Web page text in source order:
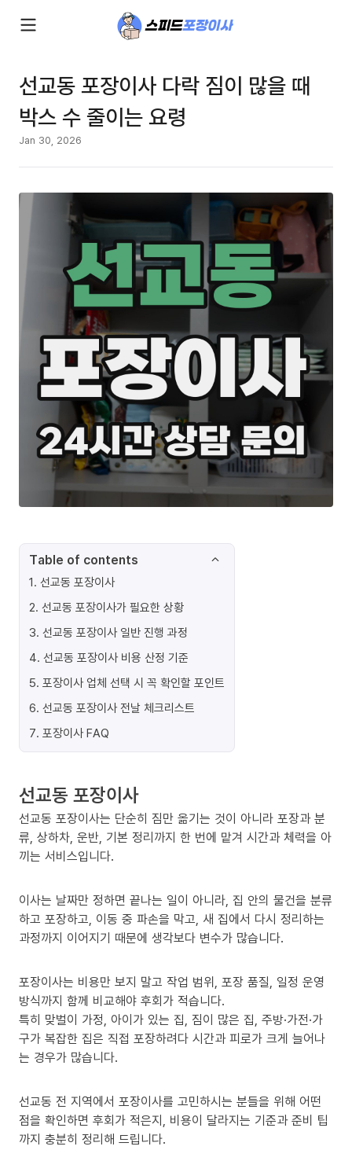
선교동 포장이사 다락 짐이 많을 때
박스 수 줄이는 요령
Jan 30, 2026
Table of contents
1. 선교동 포장이사
2. 선교동 포장이사가 필요한 상황
3. 선교동 포장이사 일반 진행 과정
4. 선교동 포장이사 비용 산정 기준
5. 포장이사 업체 선택 시 꼭 확인할 포인트
6. 선교동 포장이사 전날 체크리스트
7. 포장이사 FAQ
선교동 포장이사
선교동 포장이사는 단순히 짐만 옮기는 것이 아니라 포장과 분
류, 상하차, 운반, 기본 정리까지 한 번에 맡겨 시간과 체력을 아
끼는 서비스입니다.
이사는 날짜만 정하면 끝나는 일이 아니라, 집 안의 물건을 분류
하고 포장하고, 이동 중 파손을 막고, 새 집에서 다시 정리하는
과정까지 이어지기 때문에 생각보다 변수가 많습니다.
포장이사는 비용만 보지 말고 작업 범위, 포장 품질, 일정 운영
방식까지 함께 비교해야 후회가 적습니다.
특히 맞벌이 가정, 아이가 있는 집, 짐이 많은 집, 주방·가전·가
구가 복잡한 집은 직접 포장하려다 시간과 피로가 크게 늘어나
는 경우가 많습니다.
선교동 전 지역에서 포장이사를 고민하시는 분들을 위해 어떤
점을 확인하면 후회가 적은지, 비용이 달라지는 기준과 준비 팁
까지 충분히 정리해 드립니다.